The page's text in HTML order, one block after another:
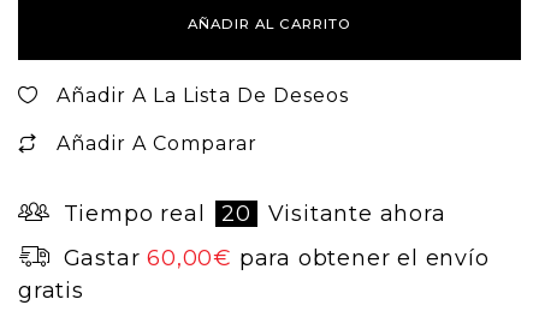
AÑADIR AL CARRITO
Añadir A La Lista De Deseos
Añadir A Comparar
Tiempo real 20
Visitante ahora
Gastar60,00€ para obtener el envío
gratis